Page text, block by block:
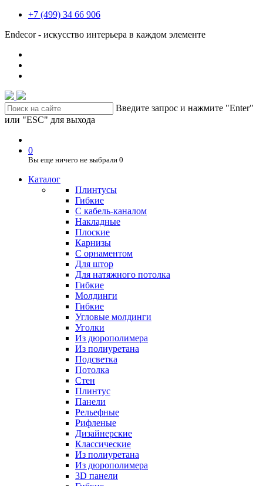
+7 (499) 34 66 906
Endecor - искусство интерьера в каждом элементе
Введите запрос и нажмите "Enter"
или "ESC" для выхода
0
Вы еще ничего не выбрали 0
Каталог
Плинтусы
Гибкие
C кабель-каналом
Накладные
Плоские
Карнизы
С орнаментом
Для штор
Для натяжного потолка
Гибкие
Молдинги
Гибкие
Угловые молдинги
Уголки
Из дюрополимера
Из полиуретана
Подсветка
Потолка
Стен
Плинтус
Панели
Рельефные
Рифленые
Дизайнерские
Классические
Из полиуретана
Из дюрополимера
3D панели